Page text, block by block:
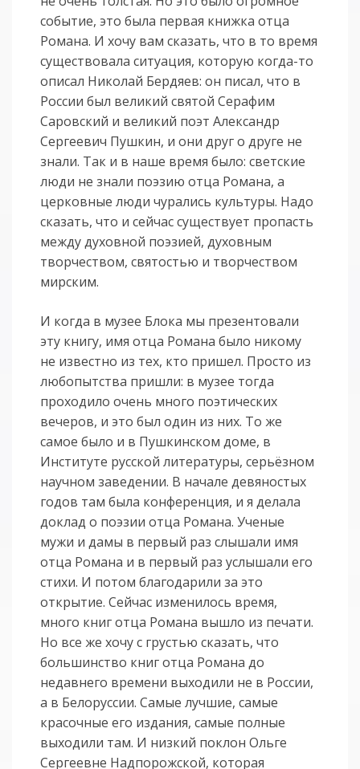
событие, это была первая книжка отца
Романа. И хочу вам сказать, что в то время
существовала ситуация, которую когда-то
описал Николай Бердяев: он писал, что в
России был великий святой Серафим
Саровский и великий поэт Александр
Сергеевич Пушкин, и они друг о друге не
знали. Так и в наше время было: светские
люди не знали поэзию отца Романа, а
церковные люди чурались культуры. Надо
сказать, что и сейчас существует пропасть
между духовной поэзией, духовным
творчеством, святостью и творчеством
мирским.
И когда в музее Блока мы презентовали
эту книгу, имя отца Романа было никому
не известно из тех, кто пришел. Просто из
любопытства пришли: в музее тогда
проходило очень много поэтических
вечеров, и это был один из них. То же
самое было и в Пушкинском доме, в
Институте русской литературы, серьёзном
научном заведении. В начале девяностых
годов там была конференция, и я делала
доклад о поэзии отца Романа. Ученые
мужи и дамы в первый раз слышали имя
отца Романа и в первый раз услышали его
стихи. И потом благодарили за это
открытие. Сейчас изменилось время,
много книг отца Романа вышло из печати.
Но все же хочу с грустью сказать, что
большинство книг отца Романа до
недавнего времени выходили не в России,
а в Белоруссии. Самые лучшие, самые
красочные его издания, самые полные
выходили там. И низкий поклон Ольге
Сергеевне Надпорожской, которая